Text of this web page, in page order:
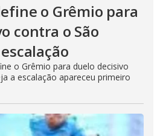
o Grêmio para
contra o São
o Grêmio para duelo decisivo
a escalação apareceu primeiro